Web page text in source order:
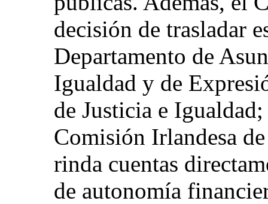
decisión de trasladar
Departamento de
Igualdad y de
de Justicia e
Comisión Irlandesa
rinda cuentas
de autonomía